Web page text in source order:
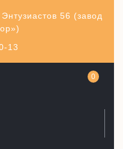
13
56 (завод
0